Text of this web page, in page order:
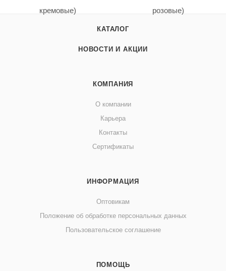
КАТАЛОГ
НОВОСТИ И АКЦИИ
КОМПАНИЯ
О компании
Карьера
Контакты
Сертификаты
ИНФОРМАЦИЯ
Оптовикам
Положение об обработке персональных данных
Пользовательское соглашение
ПОМОЩЬ